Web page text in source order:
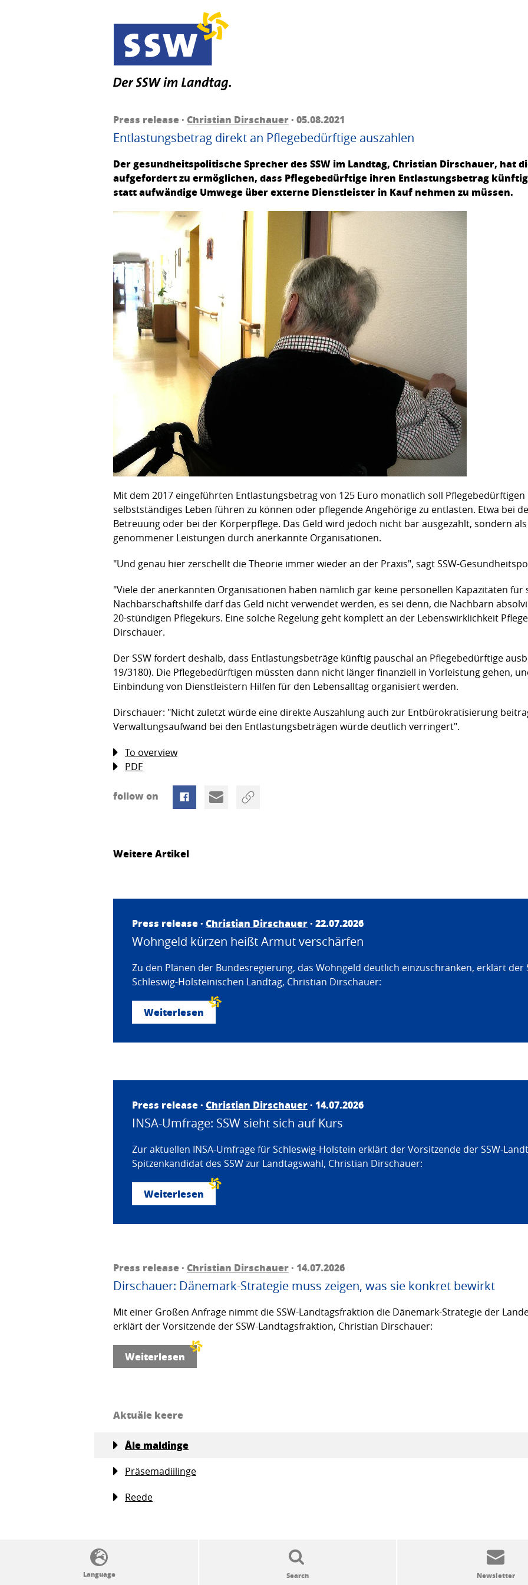
Press release · Christian Dirschauer· 05.08.2021
Entlastungsbetrag direkt an Pflegebedürftige auszahlen
Der gesundheitspolitische Sprecher des SSW im Landtag, Christian Dirschauer, hat
aufgefordert zu ermöglichen, dass Pflegebedürftige ihren Entlastungsbetrag
statt aufwändige Umwege über externe Dienstleister in Kauf nehmen zu müssen.
Mit dem 2017 eingeführten Entlastungsbetrag von 125 Euro monatlich soll
selbstständiges Leben führen zu können oder pflegende Angehörige zu entlasten. Etwa bei
Betreuung oder bei der Körperpflege. Das Geld wird jedoch nicht bar ausgezahlt, sondern
genommener Leistungen durch anerkannte Organisationen.
"Und genau hier zerschellt die Theorie immer wieder an der Praxis", sagt SSW-
"Viele der anerkannten Organisationen haben nämlich gar keine personellen Kapazitäten
Nachbarschaftshilfe darf das Geld nicht verwendet werden, es sei denn, die Nachbarn
20-stündigen Pflegekurs. Eine solche Regelung geht komplett an der Lebenswirklichkeit
Dirschauer.
Der SSW fordert deshalb, dass Entlastungsbeträge künftig pauschal an Pflegebedürftige
19/3180). Die Pflegebedürftigen müssten dann nicht länger finanziell in Vorleistung gehen,
Einbindung von Dienstleistern Hilfen für den Lebensalltag organisiert werden.
Dirschauer: "Nicht zuletzt würde eine direkte Auszahlung auch zur Entbürokratisierung
Verwaltungsaufwand bei den Entlastungsbeträgen würde deutlich verringert".
To overview
PDF
follow on
Weitere Artikel
Press release · Christian Dirschauer· 22.07.2026
Wohngeld kürzen heißt Armut verschärfen
Zu den Plänen der Bundesregierung, das Wohngeld deutlich einzuschränken, erklärt der
Schleswig-Holsteinischen Landtag, Christian Dirschauer:
Weiterlesen
Press release · Christian Dirschauer· 14.07.2026
INSA-Umfrage: SSW sieht sich auf Kurs
Zur aktuellen INSA-Umfrage für Schleswig-Holstein erklärt der Vorsitzende der SSW-
Spitzenkandidat des SSW zur Landtagswahl, Christian Dirschauer:
Weiterlesen
Press release · Christian Dirschauer· 14.07.2026
Dirschauer: Dänemark-Strategie muss zeigen, was sie konkret bewirkt
Mit einer Großen Anfrage nimmt die SSW-Landtagsfraktion die Dänemark-Strategie der
erklärt der Vorsitzende der SSW-Landtagsfraktion, Christian Dirschauer:
Weiterlesen
Aktuäle keere
Åle maldinge
Präsemadiilinge
Reede